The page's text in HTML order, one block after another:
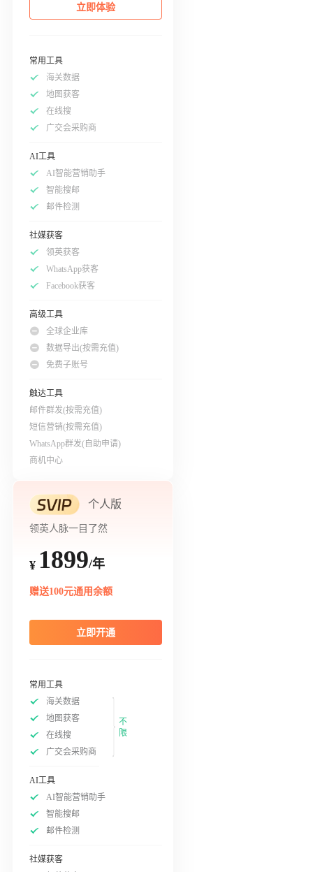
立即体验
常用工具
海关数据
地图获客
在线搜
广交会采购商
AI工具
AI智能营销助手
智能搜邮
邮件检测
社媒获客
领英获客
WhatsApp获客
Facebook获客
高级工具
全球企业库
数据导出(按需充值)
免费子账号
触达工具
邮件群发(按需充值)
短信营销(按需充值)
WhatsApp群发(自助申请)
商机中心
个人版
领英人脉一目了然
¥ 1899/年
赠送100元通用余额
立即开通
常用工具
海关数据
地图获客
在线搜
广交会采购商
不
限
AI工具
AI智能营销助手
智能搜邮
邮件检测
社媒获客